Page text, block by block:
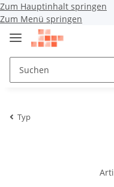
Zum Hauptinhalt springen
Zum Menü springen
Typ